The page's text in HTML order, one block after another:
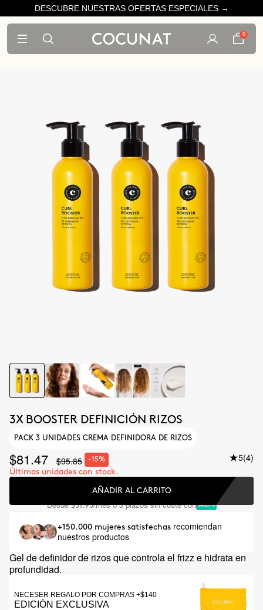
DESCUBRE NUESTRAS OFERTAS ESPECIALES →
0
3X BOOSTER DEFINICIÓN RIZOS
PACK 3 UNIDADES CREMA DEFINIDORA DE RIZOS
$81.47 $95.85 -15% 5(4)
Últimas unidades con stock.
AÑADIR AL CARRITO
Desde$31.95/mes o 3 plazos sin coste con
+150.000 mujeres satisfechas recomiendan
nuestros productos
Gel de definidor de rizos que controla el frizz e hidrata en
profundidad.
NECESER REGALO POR COMPRAS +$140
EDICIÓN EXCLUSIVA